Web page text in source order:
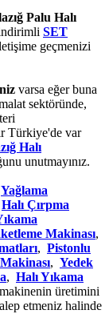
Palu Halı
SET
geçmenizi
varsa eğer buna
sektöründe,
Türkiye'de var
Halı
unutmayınız.
Yağlama
Halı Çırpma
Makinası,
, Pistonlu
, Yedek
, Halı Yıkama
üretimini
etmeniz halinde